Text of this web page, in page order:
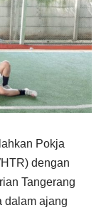
Pokja
dengan
Tangerang
dalam ajang